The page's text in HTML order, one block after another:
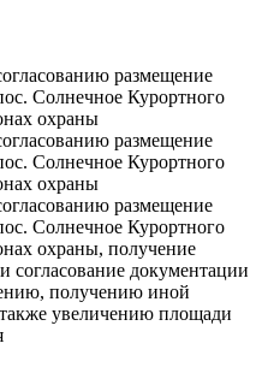
размещение
Солнечное Курортного
охраны
размещение
Солнечное Курортного
охраны
размещение
Солнечное Курортного
охраны, получение
согласование документации
получению иной
увеличению площади